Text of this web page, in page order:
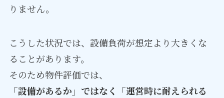
りません。
こうした状況では、設備負荷が想定より大きくな
ることがあります。
そのため物件評価では、
「設備があるか」ではなく「運営時に耐えられる